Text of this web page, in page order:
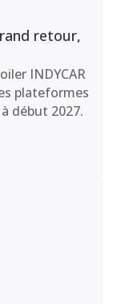
retour,
INDYCAR
plateformes
début 2027.